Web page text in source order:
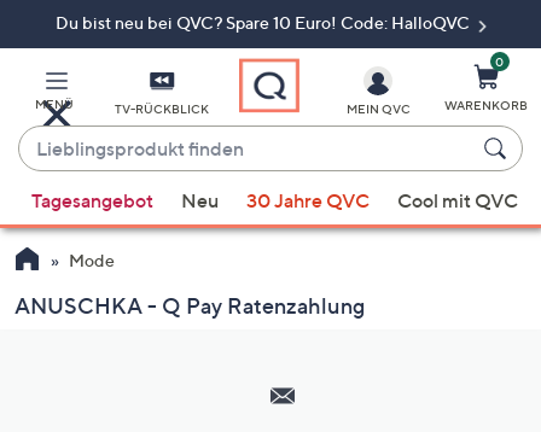
Du bist neu bei QVC? Spare 10 Euro! Code: HalloQVC
MENÜ TV-RÜCKBLICK
Lieblingsprodukt
finden
Vorschläge
verfügbar
sind,
verwenden
MEIN QVC
0
WARENKORB
Tagesangebot Neu 30 Jahre QVC Cool mit QVC
Mode
ANUSCHKA - Q Pay Ratenzahlung